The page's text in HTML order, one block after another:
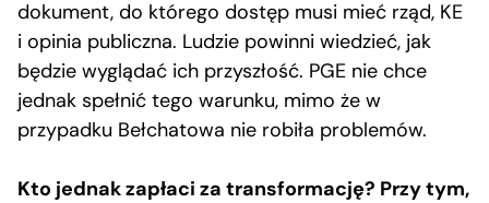
dokument, do którego dostęp musi mieć rząd, KE
i opinia publiczna. Ludzie powinni wiedzieć, jak
będzie wyglądać ich przyszłość. PGE nie chce
jednak spełnić tego warunku, mimo że w
przypadku Bełchatowa nie robiła problemów.
Kto jednak zapłaci za transformację? Przy tym,